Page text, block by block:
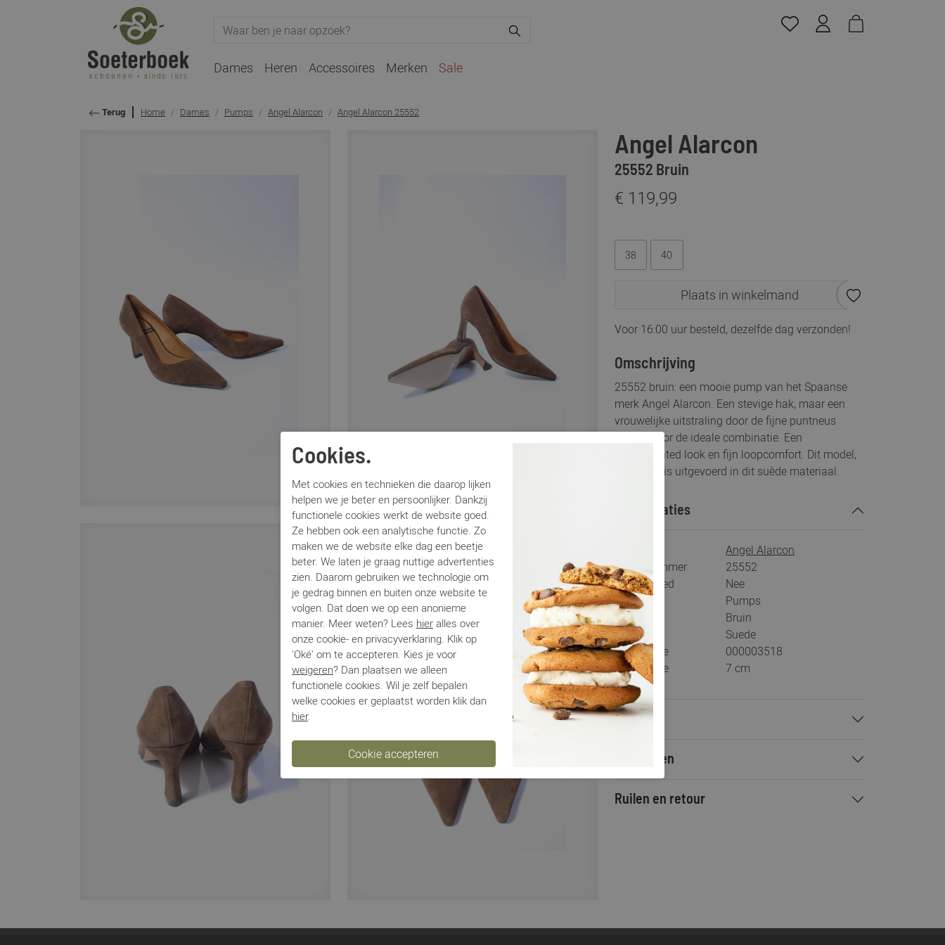
Dames Heren Accessoires Merken Sale
Terug Home Dames Pumps Angel Alarcon Angel Alarcon 25552
Angel Alarcon
25552 Bruin
€ 119,99
38 40
Plaats in winkelmand
Voor 16:00 uur besteld, dezelfde dag verzonden!
Omschrijving
25552 bruin: een mooie pump van het Spaanse
merk Angel Alarcon. Een stevige hak, maar een
vrouwelijke uitstraling door de fijne puntneus
zorgen voor de ideale combinatie. Een
sophisticated look en fijn loopcomfort. Dit model,
de 25552 is uitgevoerd in dit suède materiaal.
Specificaties
Angel Alarcon
Artikelnummer
25552
Los voetbed
Nee
Categorie
Pumps
Kleur
Bruin
Materiaal
Suede
Bestelcode
000003518
Hakhoogte
7 cm
Betalen
Verzenden
Ruilen en retour
Cookies.
Met cookies en technieken die daarop lijken
helpen we je beter en persoonlijker. Dankzij
functionele cookies werkt de website goed.
Ze hebben ook een analytische functie. Zo
maken we de website elke dag een beetje
beter. We laten je graag nuttige advertenties
zien. Daarom gebruiken we technologie om
je gedrag binnen en buiten onze website te
volgen. Dat doen we op een anonieme
manier. Meer weten? Lees hier alles over
onze cookie- en privacyverklaring. Klik op
'Oké' om te accepteren. Kies je voor
weigeren? Dan plaatsen we alleen
functionele cookies. Wil je zelf bepalen
welke cookies er geplaatst worden klik dan
hier.